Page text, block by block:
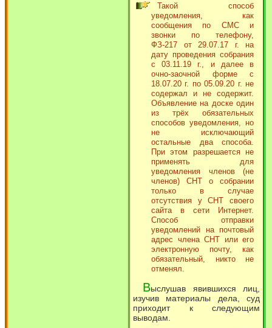
Такой способ
уведомления, как
сообщения по СМС и
звонки по телефону,
ФЗ-217 от 29.07.17 г. на
дату проведения собрания
с 03.11.19 г., и далее в
очно-заочной форме с
18.07.20 г. по 05.09.20 г. не
содержал и не содержит.
Объявление на доске один
из трёх обязательных
способов уведомления, но
не исключающий
остальные два способа.
При этом разрешается не
применять для
уведомления членов (не
членов) СНТ о собрании
только в случае
отсутствия у СНТ своего
сайта в сети Интернет.
Способ отправки
уведомлений на почтовый
адрес члена СНТ или его
электронную почту, как
обязательный, никто не
отменял.
Выслушав явившихся лиц,
изучив материалы дела, суд
приходит к следующим
выводам.